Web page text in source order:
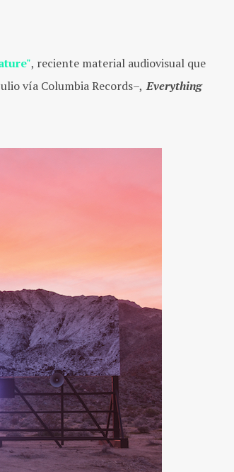
, reciente material audiovisual que
vía Columbia Records–, Everything